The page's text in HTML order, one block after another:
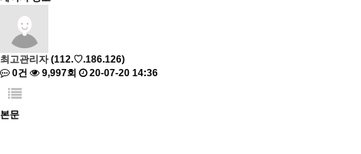
최고관리자(112.♡.186.126)
0건
9,997회 20-07-20 14:36
본문